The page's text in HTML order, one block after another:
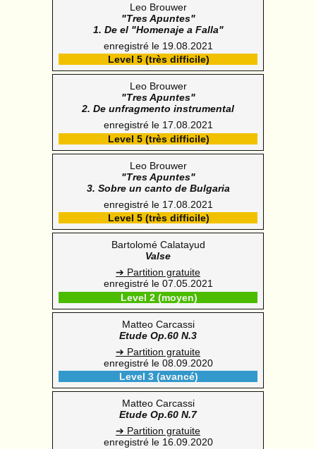
Leo Brouwer
"Tres Apuntes"
1. De el "Homenaje a Falla"
enregistré le 19.08.2021
Level 5 (très difficile)
Leo Brouwer
"Tres Apuntes"
2. De unfragmento instrumental
enregistré le 17.08.2021
Level 5 (très difficile)
Leo Brouwer
"Tres Apuntes"
3. Sobre un canto de Bulgaria
enregistré le 17.08.2021
Level 5 (très difficile)
Bartolomé Calatayud
Valse
➔ Partition gratuite
enregistré le 07.05.2021
Level 2 (moyen)
Matteo Carcassi
Etude Op.60 N.3
➔ Partition gratuite
enregistré le 08.09.2020
Level 3 (avancé)
Matteo Carcassi
Etude Op.60 N.7
➔ Partition gratuite
enregistré le 16.09.2020